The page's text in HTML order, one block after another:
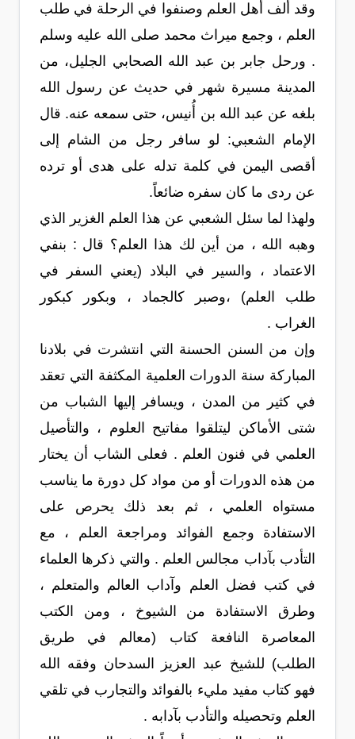
وقد ألف أهل العلم وصنفوا في الرحلة في طلب
العلم ، وجمع ميراث محمد صلى الله عليه وسلم
. ورحل جابر بن عبد الله الصحابي الجليل، من
المدينة مسيرة شهر في حديث عن رسول الله
بلغه عن عبد الله بن أُنيس، حتى سمعه عنه. قال
الإمام الشعبي: لو سافر رجل من الشام إلى
أقصى اليمن في كلمة تدله على هدى أو ترده
عن ردى ما كان سفره ضائعاً.
ولهذا لما سئل الشعبي عن هذا العلم الغزير الذي
وهبه الله ، من أين لك هذا العلم؟ قال : بنفي
الاعتماد ، والسير في البلاد (يعني السفر في
طلب العلم) ،وصبر كالجماد ، وبكور كبكور
الغراب .
وإن من السنن الحسنة التي انتشرت في بلادنا
المباركة سنة الدورات العلمية المكثفة التي تعقد
في كثير من المدن ، ويسافر إليها الشباب من
شتى الأماكن ليتلقوا مفاتيح العلوم ، والتأصيل
العلمي في فنون العلم . فعلى الشاب أن يختار
من هذه الدورات أو من مواد كل دورة ما يناسب
مستواه العلمي ، ثم بعد ذلك يحرص على
الاستفادة وجمع الفوائد ومراجعة العلم ، مع
التأدب بآداب مجالس العلم . والتي ذكرها العلماء
في كتب فضل العلم وآداب العالم والمتعلم ،
وطرق الاستفادة من الشيوخ ، ومن الكتب
المعاصرة النافعة كتاب (معالم في طريق
الطلب) للشيخ عبد العزيز السدحان وفقه الله
فهو كتاب مفيد مليء بالفوائد والتجارب في تلقي
العلم وتحصيله والتأدب بآدابه .